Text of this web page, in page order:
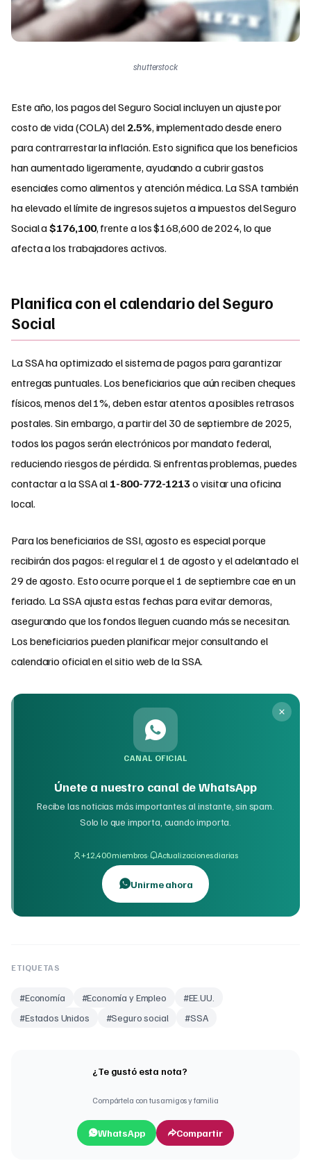
shutterstock
Este año, los pagos del Seguro Social incluyen un ajuste por
costo de vida (COLA) del 2.5%, implementado desde enero
para contrarrestar la inflación. Esto significa que los beneficios
han aumentado ligeramente, ayudando a cubrir gastos
esenciales como alimentos y atención médica. La SSA también
ha elevado el límite de ingresos sujetos a impuestos del Seguro
Social a$176,100, frente a los $168,600 de 2024, lo que
afecta a los trabajadores activos.
Planifica con el calendario del Seguro
Social
La SSA ha optimizado el sistema de pagos para garantizar
entregas puntuales. Los beneficiarios que aún reciben cheques
físicos, menos del 1%, deben estar atentos a posibles retrasos
postales. Sin embargo, a partir del 30 de septiembre de 2025,
todos los pagos serán electrónicos por mandato federal,
reduciendo riesgos de pérdida. Si enfrentas problemas, puedes
contactar a la SSA al 1-800-772-1213o visitar una oficina
local.
Para los beneficiarios de SSI, agosto es especial porque
recibirán dos pagos: el regular el 1 de agosto y el adelantado el
29 de agosto. Esto ocurre porque el 1 de septiembre cae en un
feriado. La SSA ajusta estas fechas para evitar demoras,
asegurando que los fondos lleguen cuando más se necesitan.
Los beneficiarios pueden planificar mejor consultando el
calendario oficial en el sitio web de la SSA.
CANAL OFICIAL
Únete a nuestro canal de WhatsApp
Recibe las noticias más importantes al instante, sin spam.
Solo lo que importa, cuando importa.
+12,400 miembros· Actualizaciones diarias
Unirme ahora
ETIQUETAS
#Economía #Economía y Empleo #EE.UU.
#Estados Unidos #Seguro social #SSA
¿Te gustó esta nota?
Compártela con tus amigos y familia
WhatsApp Compartir